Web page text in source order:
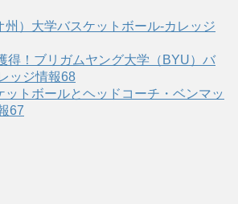
州）大学バスケットボール-カレッジ
得！ブリガムヤング大学（BYU）バ
ッジ情報68
ットボールとヘッドコーチ・ベンマッ
67